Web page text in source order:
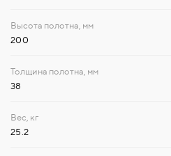
200
38
25.2